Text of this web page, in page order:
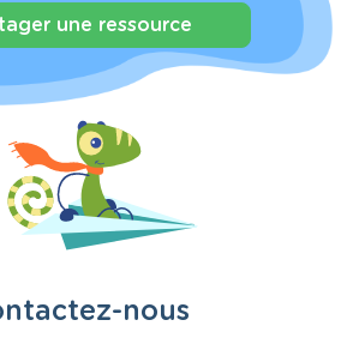
une ressource
nous